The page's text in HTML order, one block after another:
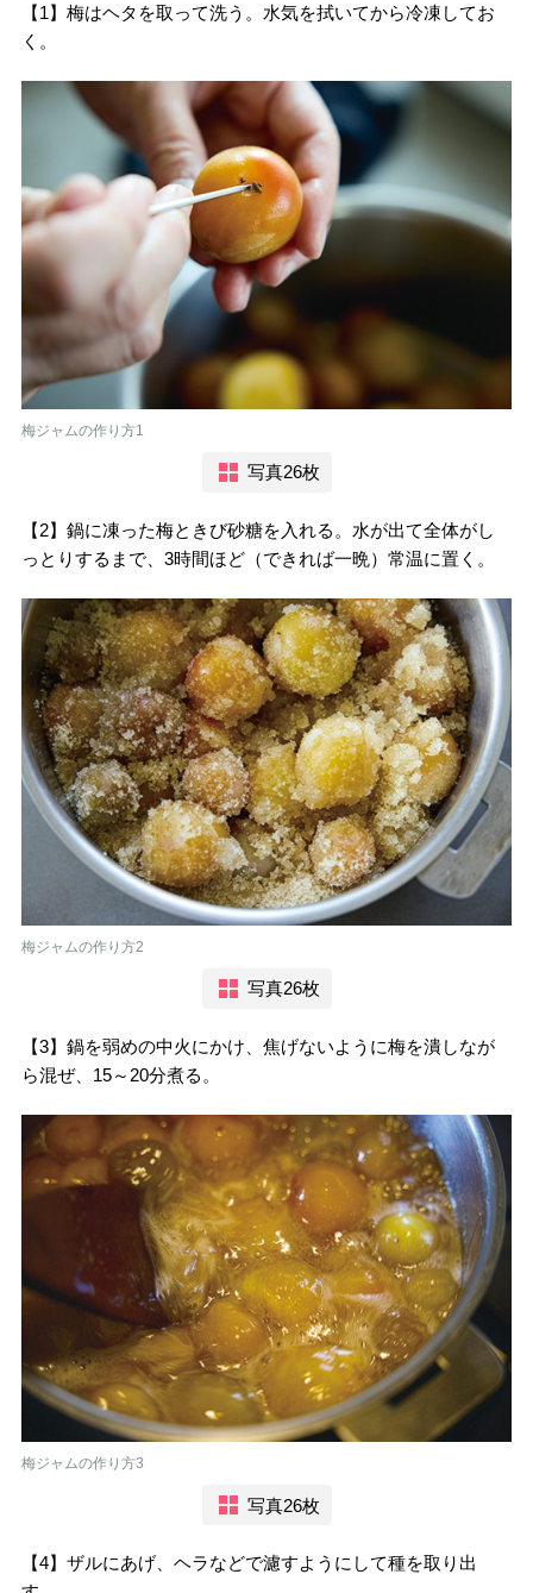
【1】梅はヘタを取って洗う。水気を拭いてから冷凍してお
く。
梅ジャムの作り方1
写真26枚
【2】鍋に凍った梅ときび砂糖を入れる。水が出て全体がし
っとりするまで、3時間ほど（できれば一晩）常温に置く。
梅ジャムの作り方2
写真26枚
【3】鍋を弱めの中火にかけ、焦げないように梅を潰しなが
ら混ぜ、15～20分煮る。
梅ジャムの作り方3
写真26枚
【4】ザルにあげ、ヘラなどで濾すようにして種を取り出